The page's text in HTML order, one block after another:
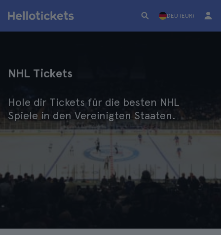
DEU (EUR)
NHL Tickets
Hole dir Tickets für die besten NHL
Spiele in den Vereinigten Staaten.